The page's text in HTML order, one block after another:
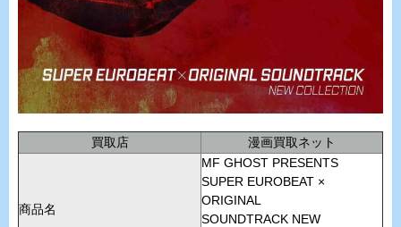
買取店 漫画買取ネット
商品名
MF GHOST PRESENTS
SUPER EUROBEAT ×
ORIGINAL
SOUNDTRACK NEW